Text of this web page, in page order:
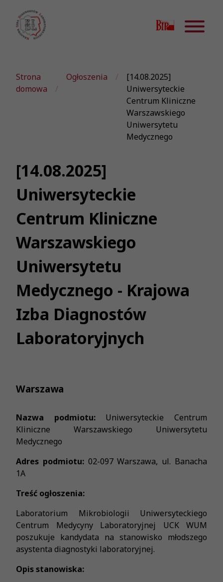
Strona
domowa
Ogłoszenia
[14.08.2025]
Uniwersyteckie
Centrum Kliniczne
Warszawskiego
Uniwersytetu
Medycznego
[14.08.2025]
Uniwersyteckie
Centrum Kliniczne
Warszawskiego
Uniwersytetu
Medycznego - Krajowa
Izba Diagnostów
Laboratoryjnych
Warszawa
Nazwa podmiotu:Uniwersyteckie Centrum
Kliniczne Warszawskiego Uniwersytetu
Medycznego
Adres podmiotu:02-097 Warszawa, ul. Banacha
1A
Treść ogłoszenia:
Laboratorium Mikrobiologii Uniwersyteckiego
Centrum Medycyny Laboratoryjnej UCK WUM
poszukuje kandydata na stanowisko młodszego
asystenta diagnostyki laboratoryjnej.
Opis stanowiska: